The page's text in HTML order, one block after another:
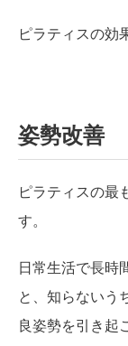
ピラティスの効
姿勢改善
ピラティスの最
す。
日常生活で長時
と、知らないう
良姿勢を引き起